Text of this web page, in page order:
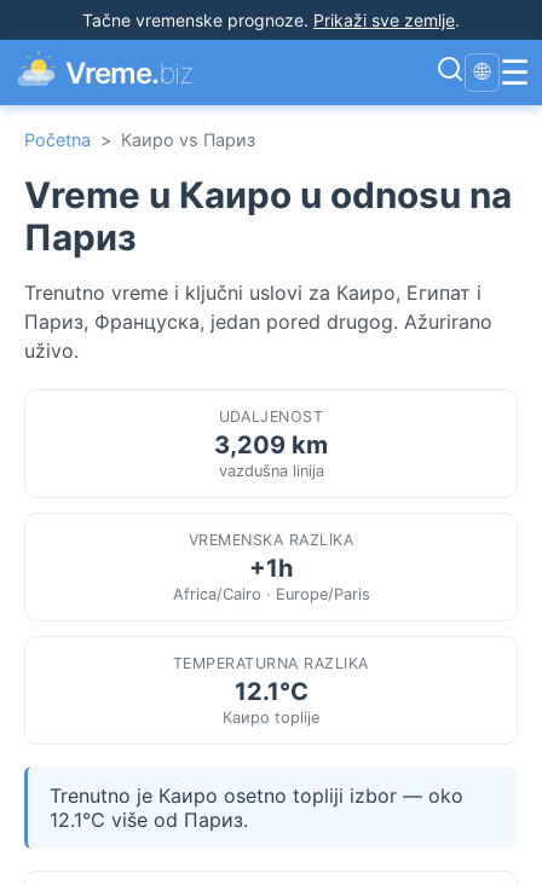
Tačne vremenske prognoze. Prikaži sve zemlje.
Vreme.biz 🌐 ☰
Početna > Каиро vs Париз
Vreme u Каиро u odnosu na
Париз
Trenutno vreme i ključni uslovi za Каиро, Египат i
Париз, Француска, jedan pored drugog. Ažurirano
uživo.
UDALJENOST
3,209 km
vazdušna linija
VREMENSKA RAZLIKA
+1h
Africa/Cairo · Europe/Paris
TEMPERATURNA RAZLIKA
12.1°C
Каиро toplije
Trenutno je Каиро osetno topliji izbor — oko
12.1°C više od Париз.